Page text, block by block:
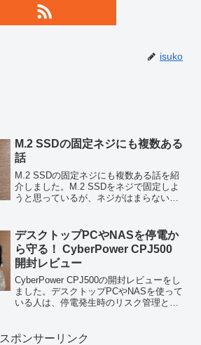
isuko
M.2 SSDの固定ネジにも複数ある
話
M.2 SSDの固定ネジにも複数ある話を紹
介しました。M.2 SSDをネジで固定しよ
うと思っているが、ネジがはまらないと
デスクトップPCやNASを停電か
ら守る！ CyberPower CPJ500
開封レビュー
CyberPower CPJ500の開封レビューをし
ました。デスクトップPCやNASを使って
いる人は、停電発生時のリスク管理とし
スポンサーリンク